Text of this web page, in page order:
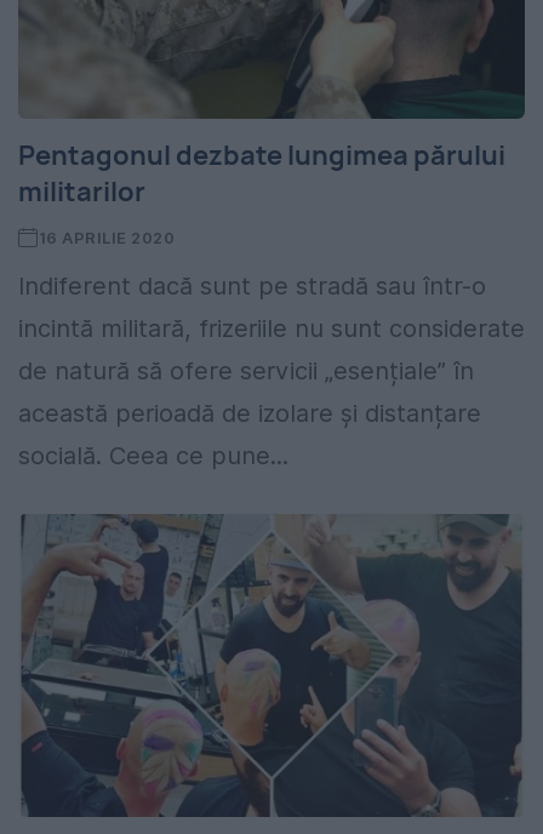
Pentagonul dezbate lungimea părului
militarilor
16 APRILIE 2020
Indiferent dacă sunt pe stradă sau într-o
incintă militară, frizeriile nu sunt considerate
de natură să ofere servicii „esențiale” în
această perioadă de izolare și distanțare
socială. Ceea ce pune...